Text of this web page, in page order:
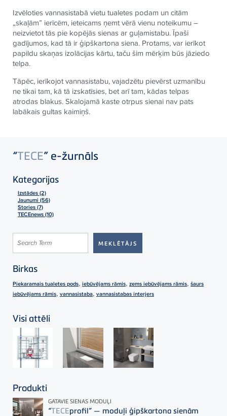
Izvēloties vannasistabā vietu tualetes podam un citām
„skaļām” ierīcēm, ieteicams ņemt vērā vienu noteikumu –
neizvietot tās pie kopējās sienas ar guļamistabu. Īpaši
gadījumos, kad tā ir ģipškartona siena. Protams, var ierīkot
papildu skaņas izolācijas kārtu, taču šim mērķim būs jāziedo
telpa.
Tāpēc, ierīkojot vannasistabu, vajadzētu pievērst uzmanību
ne tikai tam, kā tā izskatīsies, bet arī tam, kādas telpas
atrodas blakus. Skalojamā kaste otrpus sienai nav pats
labākais gultas kaimiņš.
“TECE” e-žurnāls
Kategorijas
Izstādes (2)
Jaunumi (56)
Stories (7)
TECEnews (10)
Birkas
Piekaramais tualetes pods, iebūvējams rāmis, zems iebūvējams rāmis, šaurs
iebūvējams rāmis, vannasistaba, vannasistabas interjers
Visi attēli
Produkti
GATAVIE SIENAS MODUĻI
“TECEprofil” — moduļi ģipškartona sienām